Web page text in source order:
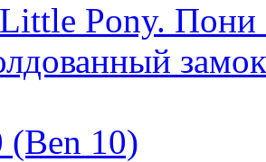
Pony. Пони
(Ben 10)